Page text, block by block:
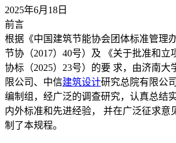
2025年6月18日
前言
根据《中国建筑节能协会团体标准管理
节协（2017）40号）及 《关于批准和立
协标（2025）23号）的要 求，由济南大
限公司、中信建筑设计研究总院有限公
编制组，经广泛的调查研究，认真总结
内外标准和先进经验， 并在广泛征求意
制了本规程。